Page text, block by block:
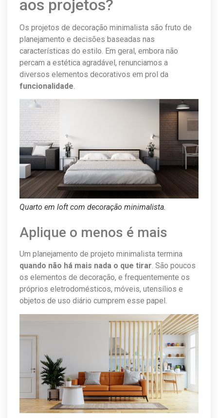
aos projetos?
Os projetos de decoração minimalista são fruto de
planejamento e decisões baseadas nas
características do estilo. Em geral, embora não
percam a estética agradável, renunciamos a
diversos elementos decorativos em prol da
funcionalidade.
Quarto em loft com decoração minimalista.
Aplique o menos é mais
Um planejamento de projeto minimalista termina
quando não há mais nada o que tirar. São poucos
os elementos de decoração, e frequentemente os
próprios eletrodomésticos, móveis, utensílios e
objetos de uso diário cumprem esse papel.